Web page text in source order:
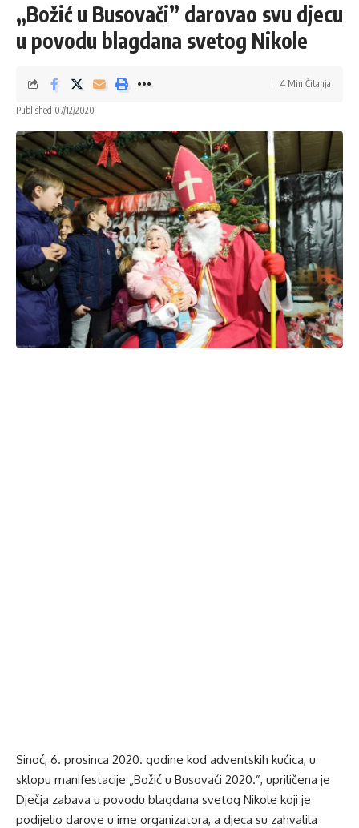
„Božić u Busovači” darovao svu djecu
u povodu blagdana svetog Nikole
Published 07/12/2020
4 Min Čitanja
Sinoć, 6. prosinca 2020. godine kod adventskih kućica, u
sklopu manifestacije „Božić u Busovači 2020.”, upriličena je
Dječja zabava u povodu blagdana svetog Nikole koji je
podijelio darove u ime organizatora, a djeca su zahvalila